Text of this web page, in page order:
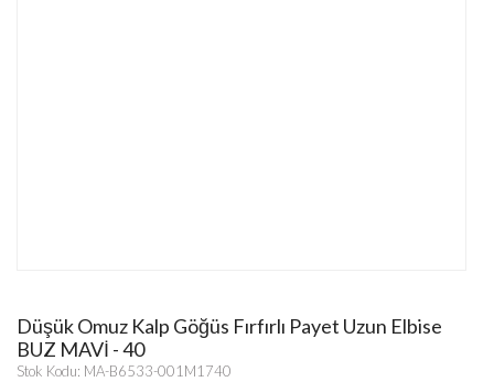
Düşük Omuz Kalp Göğüs Fırfırlı Payet Uzun Elbise
BUZ MAVİ - 40
Stok Kodu: MA-B6533-001M1740